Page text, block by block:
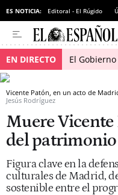
ES NOTICIA: Editoral - El Rúgido
EN DIRECTO El
Vicente Patón, en un acto de
Jesús Rodríguez
Muere
del
Figura clave en la
culturales de Madrid,
sostenible entre el